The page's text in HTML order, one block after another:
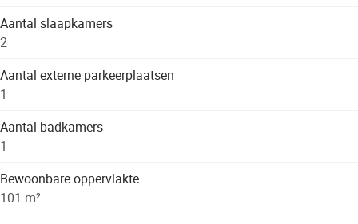
Aantal slaapkamers
2
Aantal externe parkeerplaatsen
1
Aantal badkamers
1
Bewoonbare oppervlakte
101 m²